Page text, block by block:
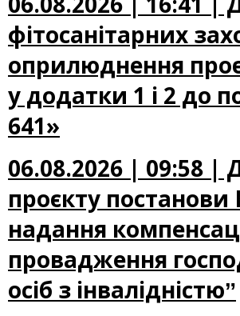
фітосанітарних
оприлюднення
у додатки 1 і 2 до
641»
06.08.2026 | 09:58 |
проєкту постанови
надання
провадження
осіб з інвалідністюˮ